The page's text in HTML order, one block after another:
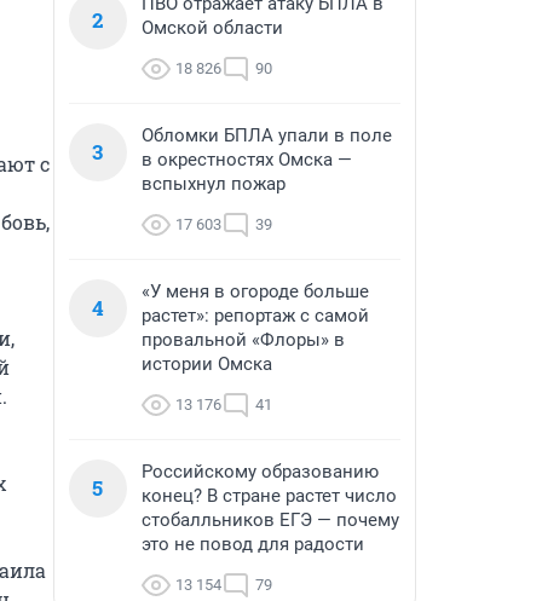
с
2
Омской области
18 826 90
3
Обломки БПЛА упали в поле
в окрестностях Омска —
вспыхнул пожар
17 603 39
4
«У меня в огороде больше
растет»: репортаж с самой
провальной «Флоры» в
истории Омска
13 176 41
5
Российскому образованию
конец? В стране растет число
стобалльников ЕГЭ — почему
это не повод для радости
13 154 79